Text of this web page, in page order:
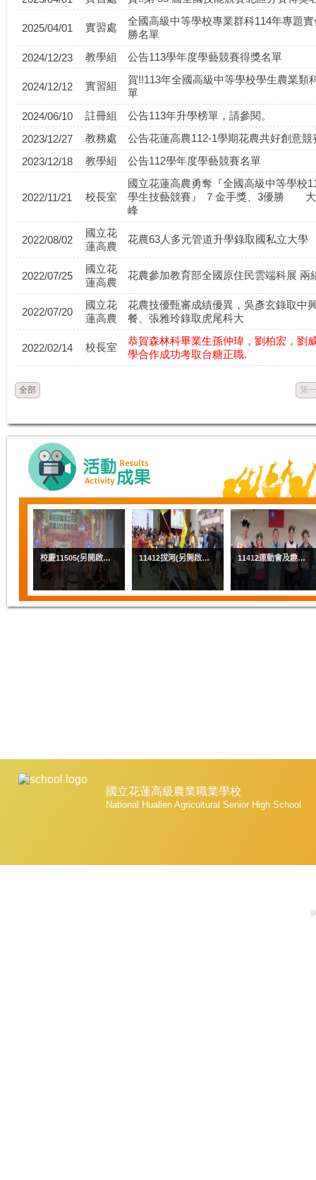
2025/04/01 實習處
全國高級中等學校專業群科114年專題
勝名單
2024/12/23
教學組 公告113學年度學藝競賽得獎名單
2024/12/12 實習組
賀!!113年全國高級中等學校學生農業類
單
2024/06/10
註冊組
公告113年升學榜單，請參閱。
2023/12/27
教務處
公告花蓮高農112-1學期花農共好創意競
2023/12/18
教學組 公告112學年度學藝競賽名單
2022/11/21 校長室
國立花蓮高農勇奪『全國高級中等學校
學生技藝競賽』 ７金手獎、3優勝
峰
2022/08/02
國立花
蓮高農
花農63人多元管道升學錄取國私立大學
2022/07/25
國立花
蓮高農
花農參加教育部全國原住民雲端科展 兩
2022/07/20
國立花
蓮高農
花農技優甄審成績優異，吳彥玄錄取中
餐、張雅玲錄取虎尾科大
2022/02/14 校長室
恭賀森林科畢業生孫仲瑋，劉柏宏，劉
學合作成功考取台糖正職.
全部 第
國立花蓮高級農業職業學校
National Hualien Agricultural Senior High School